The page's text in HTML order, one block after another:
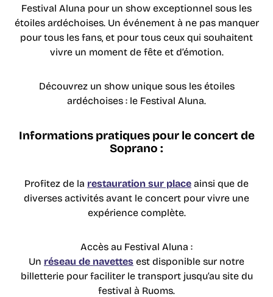
Festival Aluna pour un show exceptionnel sous les
étoiles ardéchoises. Un événement à ne pas manquer
pour tous les fans, et pour tous ceux qui souhaitent
vivre un moment de fête et d’émotion.
Découvrez un show unique sous les étoiles
ardéchoises : le Festival Aluna.
Informations pratiques pour le concert de
Soprano :
Profitez de la restauration sur place ainsi que de
diverses activités avant le concert pour vivre une
expérience complète.
Accès au Festival Aluna :
Un réseau de navettes est disponible sur notre
billetterie pour faciliter le transport jusqu’au site du
festival à Ruoms.